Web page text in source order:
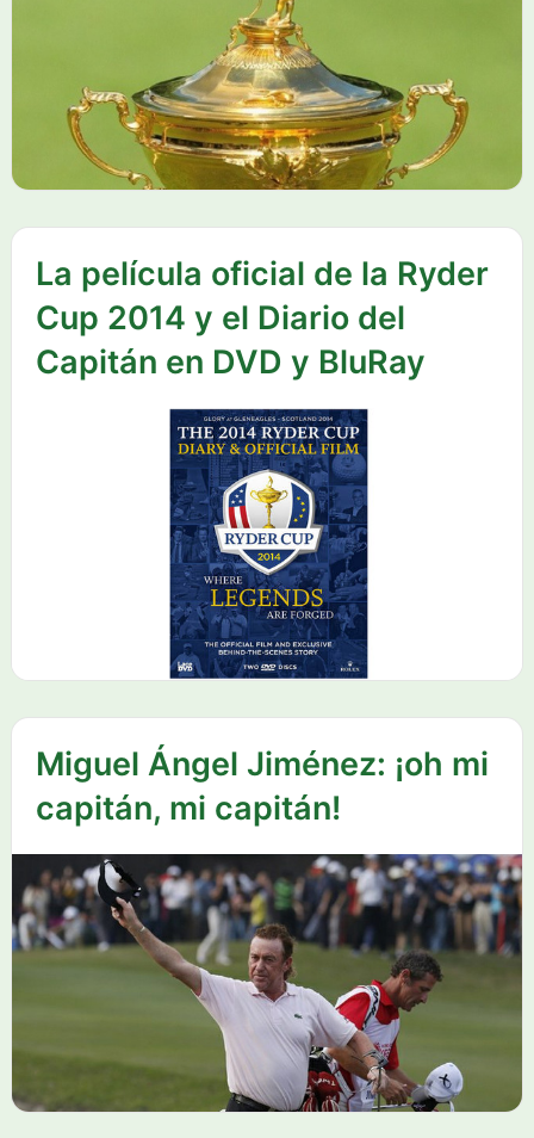
La película oficial de la Ryder
Cup 2014 y el Diario del
Capitán en DVD y BluRay
Miguel Ángel Jiménez: ¡oh mi
capitán, mi capitán!